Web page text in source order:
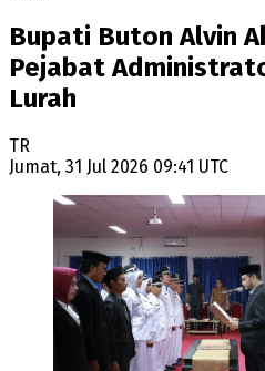
Bupati Buton Alvin
Pejabat
Lurah
TR
Jumat, 31 Jul 2026 09:41 UTC